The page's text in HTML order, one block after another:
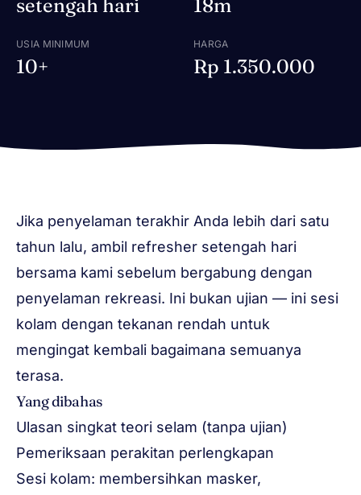
setengah hari 18m
USIA MINIMUM
10+
HARGA
Rp 1.350.000
Jika penyelaman terakhir Anda lebih dari satu
tahun lalu, ambil refresher setengah hari
bersama kami sebelum bergabung dengan
penyelaman rekreasi. Ini bukan ujian — ini sesi
kolam dengan tekanan rendah untuk
mengingat kembali bagaimana semuanya
terasa.
Yang dibahas
Ulasan singkat teori selam (tanpa ujian)
Pemeriksaan perakitan perlengkapan
Sesi kolam: membersihkan masker,